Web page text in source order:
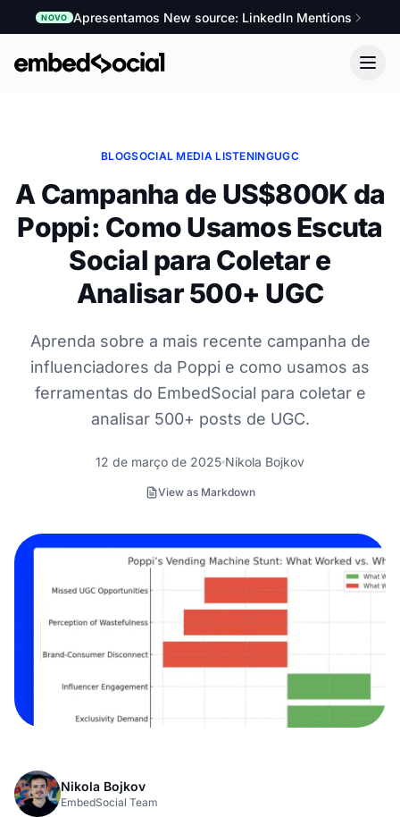
NOVO Apresentamos New source: LinkedIn Mentions
BLOGSOCIAL MEDIA LISTENINGUGC
A Campanha de US$800K da
Poppi: Como Usamos Escuta
Social para Coletar e
Analisar 500+ UGC
Aprenda sobre a mais recente campanha de
influenciadores da Poppi e como usamos as
ferramentas do EmbedSocial para coletar e
analisar 500+ posts de UGC.
12 de março de 2025 Nikola Bojkov
View as Markdown
Nikola Bojkov
EmbedSocial Team